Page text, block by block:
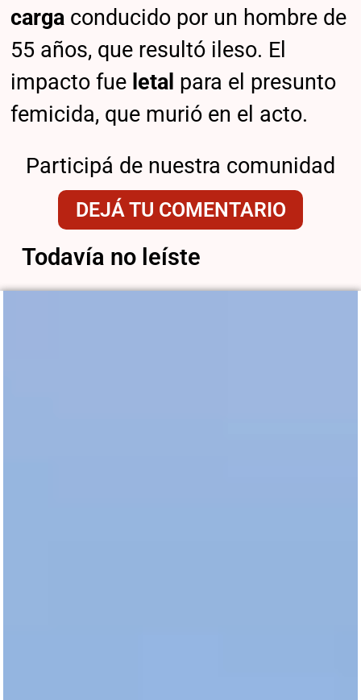
carga conducido por un hombre de
55 años, que resultó ileso. El
impacto fue letal para el presunto
femicida, que murió en el acto.
Participá de nuestra comunidad
DEJÁ TU COMENTARIO
Todavía no leíste